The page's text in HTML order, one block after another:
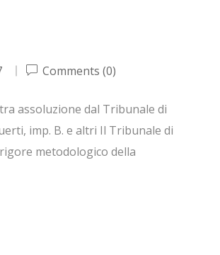
Comments (0)
assoluzione dal Tribunale di
imp. B. e altri Il Tribunale di
metodologico della